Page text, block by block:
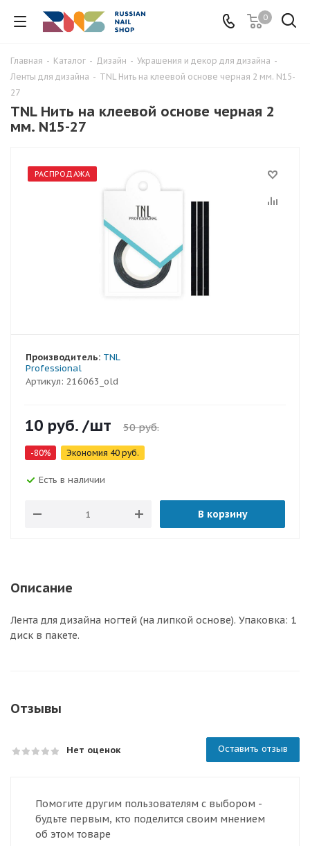
0
Главная - Каталог - Дизайн - Украшения и декор для дизайна -
Ленты для дизайна - TNL Нить на клеевой основе черная 2 мм. N15-
27
TNL Нить на клеевой основе черная 2
мм. N15-27
РАСПРОДАЖА
Артикул: 216063_old
Производитель: TNL
Professional
10 руб. /шт 50руб.
-80% Экономия 40 руб.
Есть в наличии
В корзину
Описание
Лента для дизайна ногтей (на липкой основе). Упаковка: 1
диск в пакете.
Отзывы
Нет оценок Оставить отзыв
Помогите другим пользователям с выбором -
будьте первым, кто поделится своим мнением
об этом товаре